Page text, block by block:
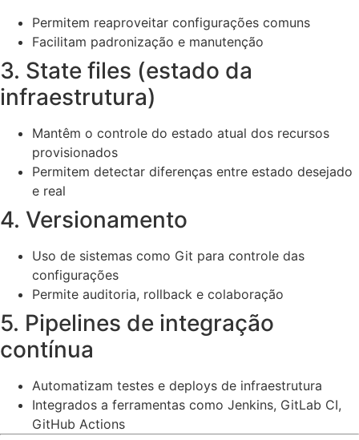
Permitem reaproveitar configurações comuns
Facilitam padronização e manutenção
3. State files (estado da
infraestrutura)
Mantêm o controle do estado atual dos recursos
provisionados
Permitem detectar diferenças entre estado desejado
e real
4. Versionamento
Uso de sistemas como Git para controle das
configurações
Permite auditoria, rollback e colaboração
5. Pipelines de integração
contínua
Automatizam testes e deploys de infraestrutura
Integrados a ferramentas como Jenkins, GitLab CI,
GitHub Actions